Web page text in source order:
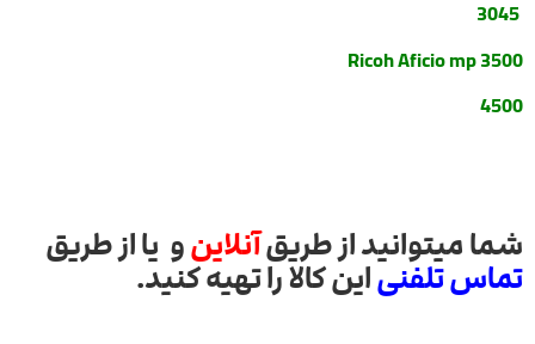
Ricoh Aficio mp 3500
4500
شما میتوانید از طریقآنلاینو یا از طریق
تماس تلفنیاین کالا را تهیه کنید.